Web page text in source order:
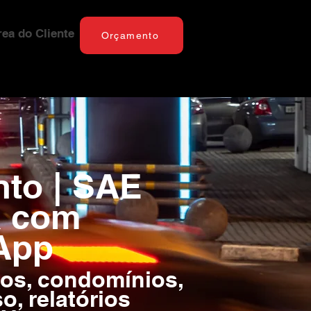
do Cliente Orçamento
| SAE
com
condomínios,
relatórios